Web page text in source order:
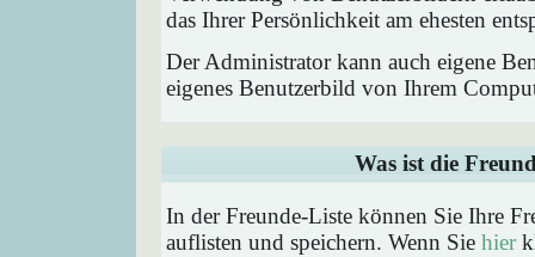
das Ihrer Persönlichkeit am ehesten
Der Administrator kann auch eigene
eigenes Benutzerbild von Ihrem
Was ist die
In der Freunde-Liste können Sie Ihre
auflisten und speichern. Wenn Sie hier